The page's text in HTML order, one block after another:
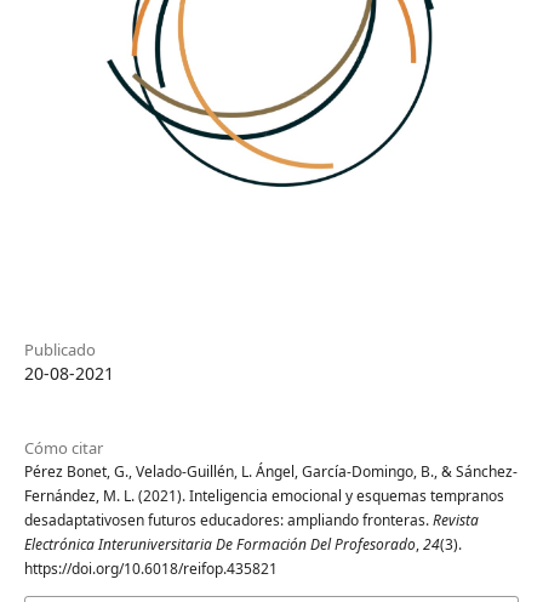
Publicado
20-08-2021
Cómo citar
Pérez Bonet, G., Velado-Guillén, L. Ángel, García-Domingo, B., & Sánchez-
Fernández, M. L. (2021). Inteligencia emocional y esquemas tempranos
desadaptativosen futuros educadores: ampliando fronteras.Revista
Electrónica Interuniversitaria De Formación Del Profesorado,24(3).
https://doi.org/10.6018/reifop.435821